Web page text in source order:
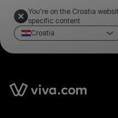
You're on the Croatia
specific content
Croatia